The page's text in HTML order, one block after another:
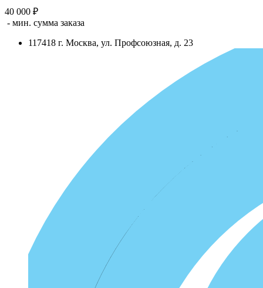
40 000 ₽
- мин. сумма заказа
117418 г. Москва, ул. Профсоюзная, д. 23